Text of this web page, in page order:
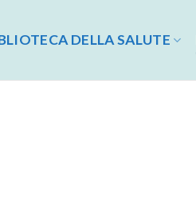
DELLA SALUTE